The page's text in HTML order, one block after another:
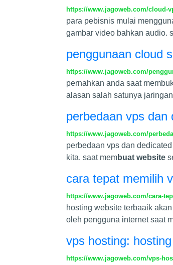
https://www.jagoweb.com/cloud-
para pebisnis mulai
gambar video bahkan audio.
penggunaan cloud
https://www.jagoweb.com/
pernahkan anda saat
alasan salah satunya
perbedaan vps dan
https://www.jagoweb.com/
perbedaan vps dan
kita. saat membuat website
cara tepat memilih
https://www.jagoweb.com/cara-
hosting website terbaaik
oleh pengguna internet saat
vps hosting:
https://www.jagoweb.com/vps-